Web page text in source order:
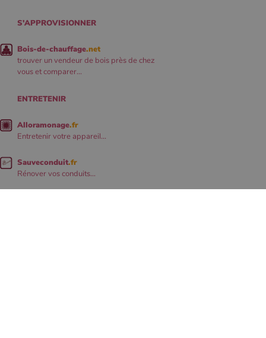
S'APPROVISIONNER
Bois-de-chauffage.net
trouver un vendeur de bois près de chez
vous et comparer...
ENTRETENIR
Alloramonage.fr
Entretenir votre appareil...
Sauveconduit.fr
Rénover vos conduits...